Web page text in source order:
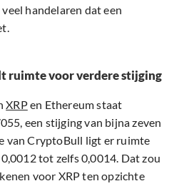
handelaren dat een
ruimte voor verdere stijging
XRPen Ethereum staat
een stijging van bijna zeven
van CryptoBull ligt er ruimte
tot zelfs 0,0014. Dat zou
voor XRP ten opzichte